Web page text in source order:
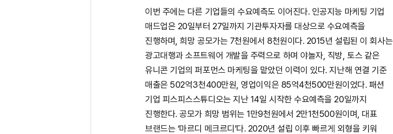
이번 주에는 다른 기업들의 수요예측도 이어진다. 인공지능 마케팅 기업
매드업은 20일부터 27일까지 기관투자자를 대상으로 수요예측을
진행하며, 희망 공모가는 7천원에서 8천원이다. 2015년 설립된 이 회사는
광고대행과 소프트웨어 개발을 주력으로 하며 야놀자, 직방, 토스 같은
유니콘 기업의 퍼포먼스 마케팅을 맡았던 이력이 있다. 지난해 연결 기준
매출은 502억3천400만원, 영업이익은 85억4천500만원이었다. 패션
기업 피스피스스튜디오는 지난 14일 시작한 수요예측을 20일까지
진행한다. 공모가 희망 범위는 1만9천원에서 2만1천500원이며, 대표
브랜드는 ‘마르디 메크르디’다. 2020년 설립 이후 빠르게 외형을 키워